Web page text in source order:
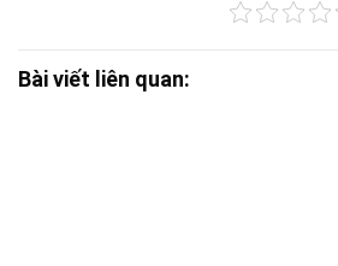
Bài viết liên quan: